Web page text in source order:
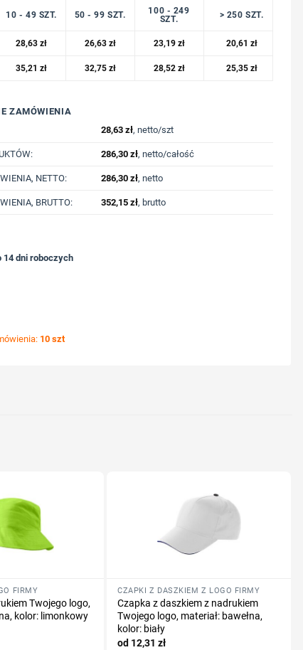
10 - 49 SZT. 50 - 99 SZT.
100 - 249
SZT.
> 250 SZT.
28,63zł 26,63 zł 23,19 zł 20,61 zł
35,21zł 32,75 zł 28,52 zł 25,35 zł
ZAMÓWIENIA
28,63 zł, netto/szt
286,30 zł, netto/całość
NETTO: 286,30 zł, netto
BRUTTO: 352,15 zł, brutto
14 dni roboczych
Iqoniq Koli, bawełna z recyklingu z nadrukiem Twojego logo, materiał:
10 szt
FIRMY
Twojego logo,
kolor: limonkowy
CZAPKI Z DASZKIEM Z LOGO FIRMY
Czapka z daszkiem z nadrukiem
Twojego logo, materiał: bawełna,
kolor: biały
12,31zł